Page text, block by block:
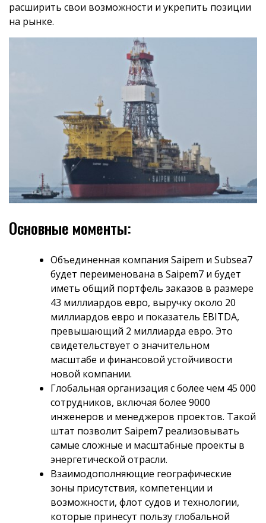
расширить свои возможности и укрепить позиции
на рынке.
Основные моменты:
Объединенная компания Saipem и Subsea7
будет переименована в Saipem7 и будет
иметь общий портфель заказов в размере
43 миллиардов евро, выручку около 20
миллиардов евро и показатель EBITDA,
превышающий 2 миллиарда евро. Это
свидетельствует о значительном
масштабе и финансовой устойчивости
новой компании.
Глобальная организация с более чем 45 000
сотрудников, включая более 9000
инженеров и менеджеров проектов. Такой
штат позволит Saipem7 реализовывать
самые сложные и масштабные проекты в
энергетической отрасли.
Взаимодополняющие географические
зоны присутствия, компетенции и
возможности, флот судов и технологии,
которые принесут пользу глобальной